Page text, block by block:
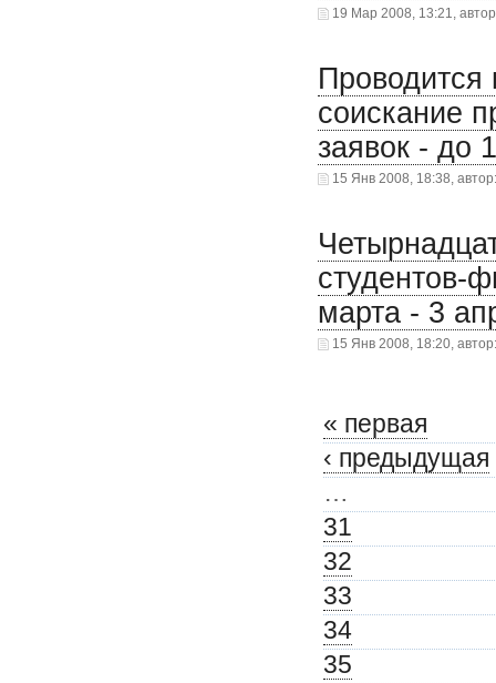
19 Мар 2008, 13:21,
Проводится
соискание
заявок - до
15 Янв 2008, 18:38,
студентов-
марта - 3
15 Янв 2008, 18:20,
« первая
‹ предыдущая
…
31
32
33
34
35